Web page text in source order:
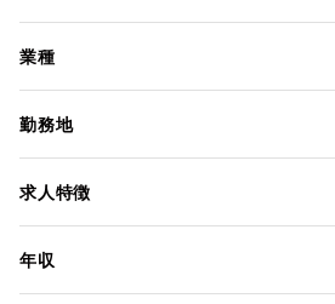
業種
勤務地
求人特徴
年収